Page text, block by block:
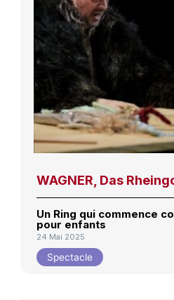
WAGNER, Das
Un Ring qui commence
pour enfants
24 Mai 2025
Spectacle